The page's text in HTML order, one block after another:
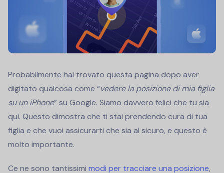
Probabilmente hai trovato questa pagina dopo aver
digitato qualcosa come “vedere la posizione di mia figlia
su un iPhone” su Google. Siamo davvero felici che tu sia
qui. Questo dimostra che ti stai prendendo cura di tua
figlia e che vuoi assicurarti che sia al sicuro, e questo è
molto importante.
Ce ne sono tantissimi modi per tracciare una posizione,